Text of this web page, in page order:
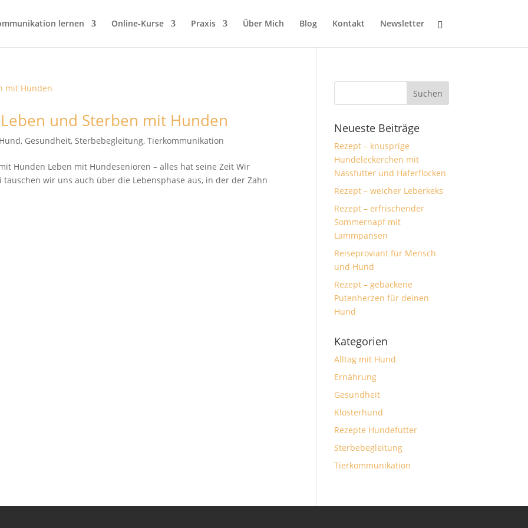
lernen Online-Kurse Praxis Über Mich Blog Kontakt Newsletter
und Sterben mit Hunden
, Gesundheit,Sterbebegleitung,Tierkommunikation
Hunden Leben mit Hundesenioren – alles hat seine Zeit Wir
wir uns auch über die Lebensphase aus, in der der Zahn
Neueste Beiträge
Rezept – knusprige
Hundeleckerchen mit
Nassfutter und Haferflocken
Rezept – weicher Leberkeks
Rezept – erfrischender
Sommernapf mit
Lammpansen
Reiseproviant für Mensch
und Hund
Rezept – gebackene
Putenherzen für deinen
Hund
Kategorien
Alltag mit Hund
Ernährung
Gesundheit
Klosterhund
Rezepte Hundefutter
Sterbebegleitung
Tierkommunikation